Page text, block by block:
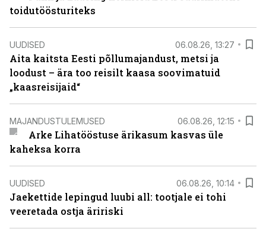
toidutöösturiteks
UUDISED 06.08.26, 13:27
Aita kaitsta Eesti põllumajandust, metsi ja
loodust – ära too reisilt kaasa soovimatuid
„kaasreisijaid“
MAJANDUSTULEMUSED 06.08.26, 12:15
Arke Lihatööstuse ärikasum kasvas üle
kaheksa korra
UUDISED 06.08.26, 10:14
Jaekettide lepingud luubi all: tootjale ei tohi
veeretada ostja äririski